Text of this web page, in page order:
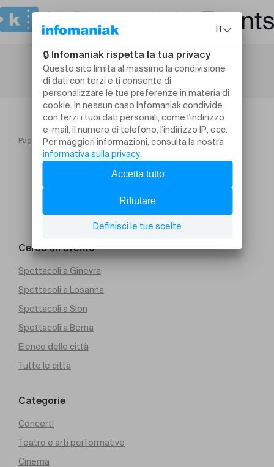
Pagina iniziale TO! Saison 2026 FORTUNE !
Cerca un evento
Spettacoli a Ginevra
Spettacoli a Losanna
Spettacoli a Sion
Spettacoli a Berna
Elenco delle città
Tutte le città
Categorie
Concerti
Teatro e arti performative
Cinema